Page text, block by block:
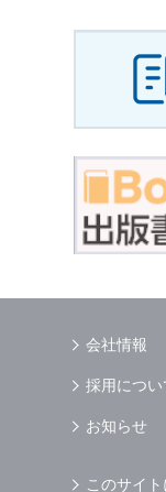
会社情報
採用につい
お知らせ
このサイ